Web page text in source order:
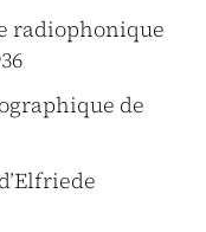
radiophonique
de
d’Elfriede